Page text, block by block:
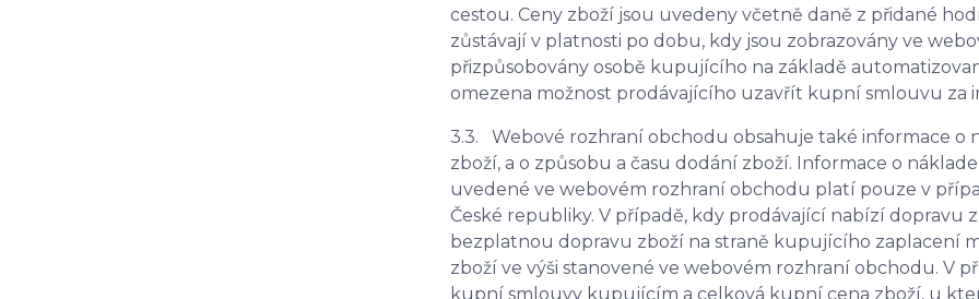
cestou. Ceny zboží jsou uvedeny včetně daně z přidané
zůstávají v platnosti po dobu, kdy jsou zobrazovány ve
přizpůsobovány osobě kupujícího na základě
omezena možnost prodávajícího uzavřít kupní smlouvu za
3.3. Webové rozhraní obchodu obsahuje také informace o
zboží, a o způsobu a času dodání zboží. Informace o
uvedené ve webovém rozhraní obchodu platí pouze v
České republiky. V případě, kdy prodávající nabízí dopravu
bezplatnou dopravu zboží na straně kupujícího zaplacení
zboží ve výši stanovené ve webovém rozhraní obchodu. V
kupní smlouvy kupujícím a celková kupní cena zboží, u